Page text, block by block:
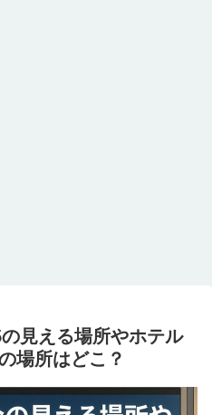
見える場所やホテル
場所はどこ？